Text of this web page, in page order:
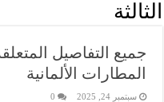
الثالثة
المطارات الألمانية
سبتمبر 24, 2025 0